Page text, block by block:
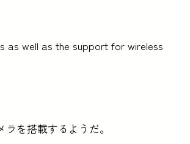
as well as the support for wireless
を搭載するようだ。